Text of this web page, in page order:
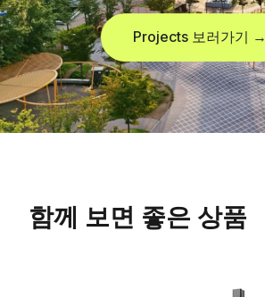
Projects 보러가기 →
함께 보면 좋은 상품